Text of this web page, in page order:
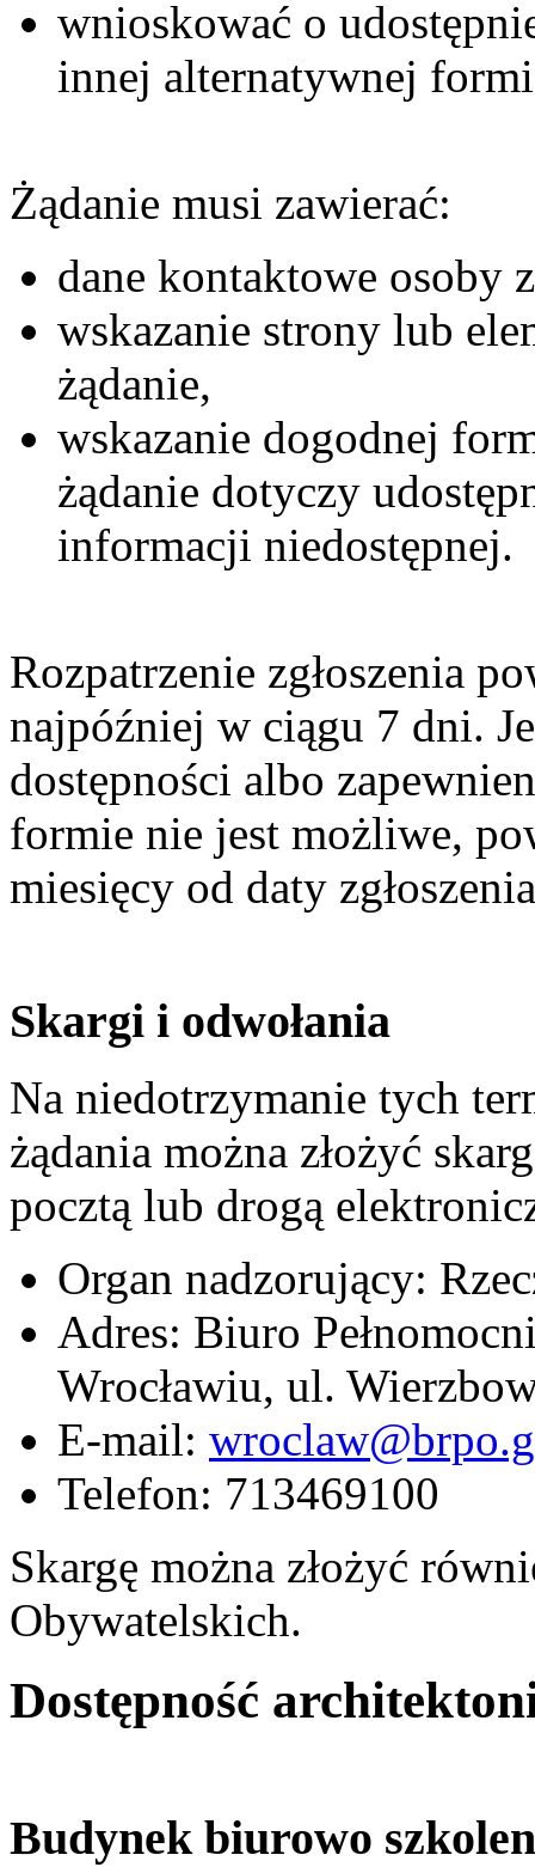
wnioskować o
innej alternatywnej
Żądanie musi zawierać:
dane kontaktowe osoby
wskazanie strony lub
żądanie,
wskazanie dogodnej
żądanie dotyczy
informacji niedostępnej.
Rozpatrzenie zgłoszenia
najpóźniej w ciągu 7 dni.
dostępności albo
formie nie jest możliwe,
miesięcy od daty
Skargi i odwołania
Na niedotrzymanie tych
żądania można złożyć
pocztą lub drogą
Organ nadzorujący:
Adres: Biuro
Wrocławiu, ul.
E-mail:
Telefon: 713469100
Skargę można złożyć
Obywatelskich.
Dostępność
Budynek biurowo